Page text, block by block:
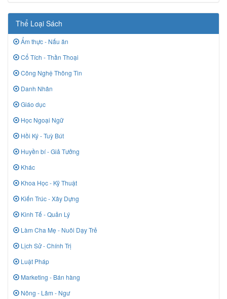
Thể Loại Sách
Ẩm thực - Nấu ăn
Cổ Tích - Thần Thoại
Công Nghệ Thông Tin
Danh Nhân
Giáo dục
Học Ngoại Ngữ
Hồi Ký - Tuỳ Bút
Huyền bí - Giả Tưởng
Khác
Khoa Học - Kỹ Thuật
Kiến Trúc - Xây Dựng
Kinh Tế - Quản Lý
Làm Cha Mẹ - Nuôi Dạy Trẻ
Lịch Sử - Chính Trị
Luật Pháp
Marketing - Bán hàng
Nông - Lâm - Ngư